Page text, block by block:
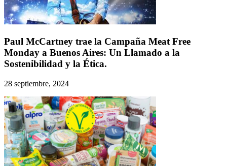
Paul McCartney trae la Campaña Meat Free
Monday a Buenos Aires: Un Llamado a la
Sostenibilidad y la Ética.
28 septiembre, 2024